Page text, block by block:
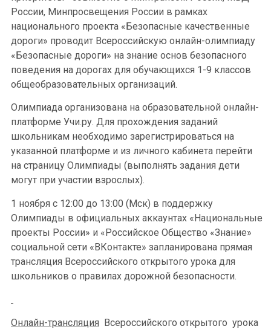
России, Минпросвещения России в рамках
национального проекта «Безопасные качественные
дороги» проводит Всероссийскую онлайн-олимпиаду
«Безопасные дороги» на знание основ безопасного
поведения на дорогах для обучающихся 1-9 классов
общеобразовательных организаций.
Олимпиада организована на образовательной онлайн-
платформе Учи.ру. Для прохождения заданий
школьникам необходимо зарегистрироваться на
указанной платформе и из личного кабинета перейти
на страницу Олимпиады (выполнять задания дети
могут при участии взрослых).
1 ноября с 12:00 до 13:00 (Мск) в поддержку
Олимпиады в официальных аккаунтах «Национальные
проекты России» и «Российское Общество «Знание»
социальной сети «ВКонтакте» запланирована прямая
трансляция Всероссийского открытого урока для
школьников о правилах дорожной безопасности.
Онлайн-трансляция Всероссийского открытого урока